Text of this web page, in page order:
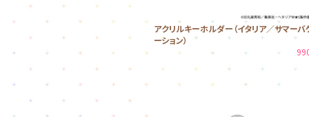
アクリルキーホルダー（イタリア／サマーバ
ーション）